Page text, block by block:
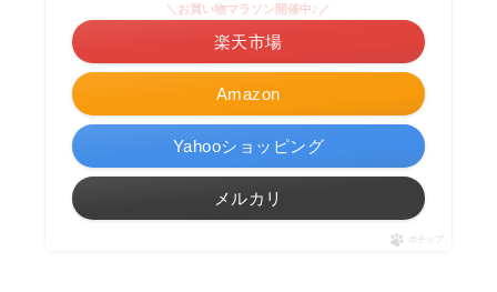
Amazon
＼お買い物マラソン開催中♪／
楽天市場
Yahooショッピング
メルカリ
ポチップ